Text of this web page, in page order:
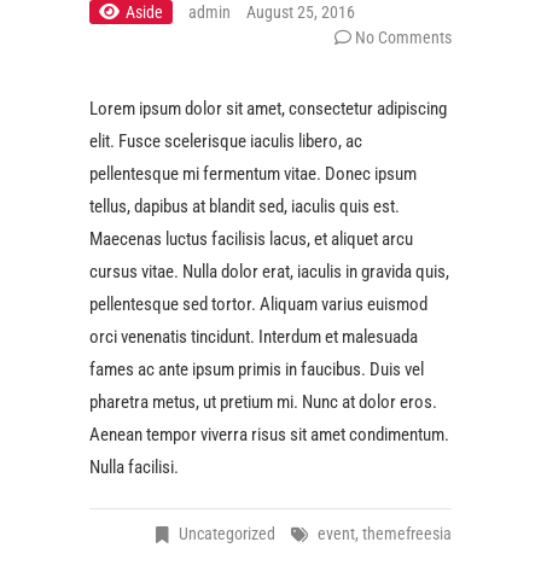
Aside admin
August 25, 2016
No Comments
Lorem ipsum dolor sit amet, consectetur adipiscing
elit. Fusce scelerisque iaculis libero, ac
pellentesque mi fermentum vitae. Donec ipsum
tellus, dapibus at blandit sed, iaculis quis est.
Maecenas luctus facilisis lacus, et aliquet arcu
cursus vitae. Nulla dolor erat, iaculis in gravida quis,
pellentesque sed tortor. Aliquam varius euismod
orci venenatis tincidunt. Interdum et malesuada
fames ac ante ipsum primis in faucibus. Duis vel
pharetra metus, ut pretium mi. Nunc at dolor eros.
Aenean tempor viverra risus sit amet condimentum.
Nulla facilisi.
Uncategorized event, themefreesia